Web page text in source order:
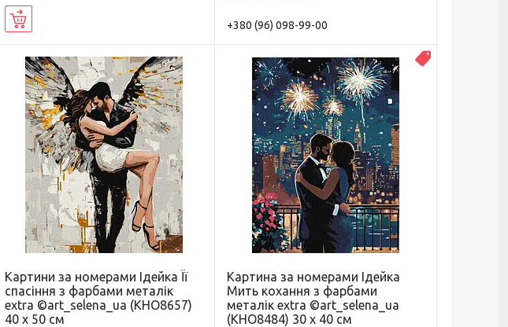
+380 (96) 098-99-00
Картини за номерами Ідейка Її
спасіння з фарбами металік
extra ©art_selena_ua (KHO8657)
40 х 50 см
Картина за номерами Ідейка
Мить кохання з фарбами
металік extra ©art_selena_ua
(KHO8484) 30 х 40 см